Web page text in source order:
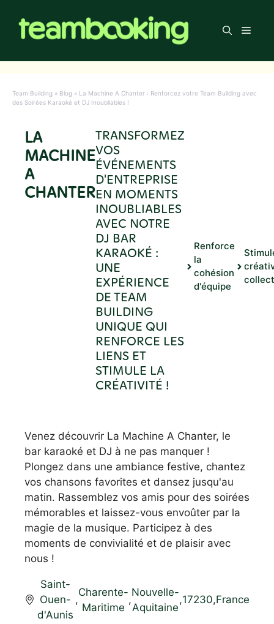
contenu
Menu
Team Building » Blog » La Machine A Chanter : Renforcez votre Team Building avec
des Soirées Karaoké et DJ Inoubliables !
LA
MACHINE
A
CHANTER
TRANSFORMEZ
VOS
ÉVÉNEMENTS
D'ENTREPRISE
EN MOMENTS
INOUBLIABLES
AVEC NOTRE
DJ BAR
KARAOKÉ :
UNE
EXPÉRIENCE
DE TEAM
BUILDING
UNIQUE QUI
RENFORCE LES
LIENS ET
STIMULE LA
CRÉATIVITÉ !
Renforce
la
cohésion
d'équipe
Venez découvrir La Machine A Chanter, le
bar karaoké et DJ à ne pas manquer !
Plongez dans une ambiance festive, chantez
vos chansons favorites et dansez jusqu'au
matin. Rassemblez vos amis pour des soirées
mémorables et laissez-vous envoûter par la
magie de la musique. Participez à des
moments de convivialité et de plaisir avec
nous !
Saint-
Ouen-
d'Aunis
,
Charente-
Maritime
,
Nouvelle-
Aquitaine
,17230,France